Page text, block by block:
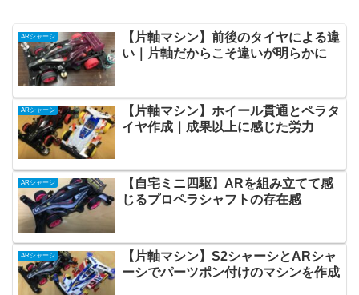
ARシャーシ
【片軸マシン】前後のタイヤによる違
い｜片軸だからこそ違いが明らかに
ARシャーシ
【片軸マシン】ホイール貫通とペラタ
イヤ作成｜成果以上に感じた労力
ARシャーシ
【自宅ミニ四駆】ARを組み立てて感
じるプロペラシャフトの存在感
ARシャーシ
【片軸マシン】S2シャーシとARシャ
ーシでパーツポン付けのマシンを作成